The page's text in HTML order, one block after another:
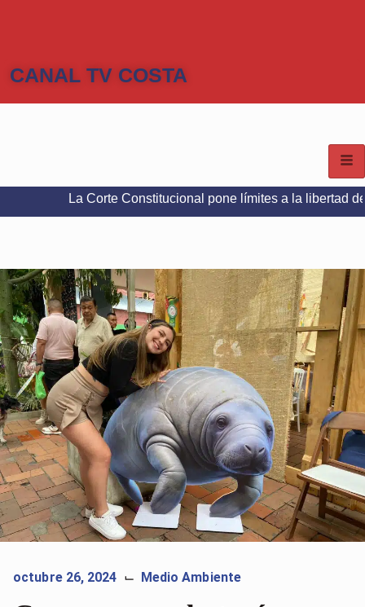
CANAL TV COSTA
Corte Constitucional pone límites a la libertad de
octubre 26, 2024 ⌙ Medio Ambiente